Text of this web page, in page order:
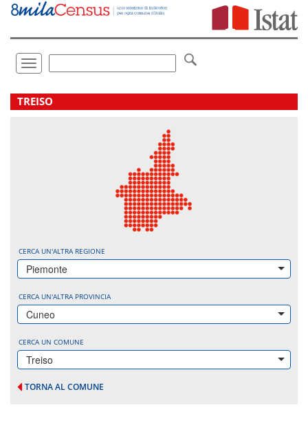
Vai
direttamente
Toggle
navigation
.
TREISO
CERCA UN'ALTRA REGIONE
Piemonte
CERCA UN'ALTRA PROVINCIA
Cuneo
CERCA UN COMUNE
Treiso
TORNA AL COMUNE